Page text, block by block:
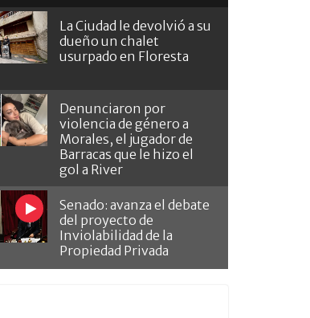
La Ciudad le devolvió a su
dueño un chalet
usurpado en Floresta
Denunciaron por
violencia de género a
Morales, el jugador de
Barracas que le hizo el
gol a River
Senado: avanza el debate
del proyecto de
Inviolabilidad de la
Propiedad Privada